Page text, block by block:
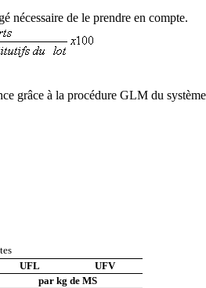
nécessaire de le prendre en compte.
grâce à la procédure GLM du système
UFL
UFV
par kg de MS